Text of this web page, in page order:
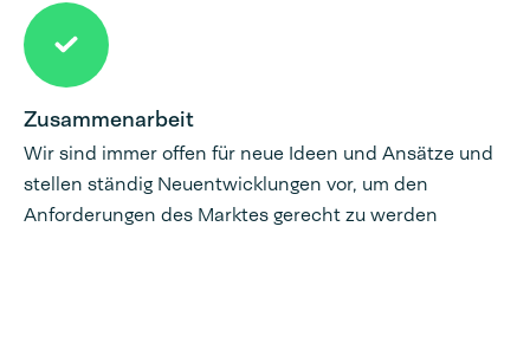
Zusammenarbeit
Wir sind immer offen für neue Ideen und Ansätze und
stellen ständig Neuentwicklungen vor, um den
Anforderungen des Marktes gerecht zu werden